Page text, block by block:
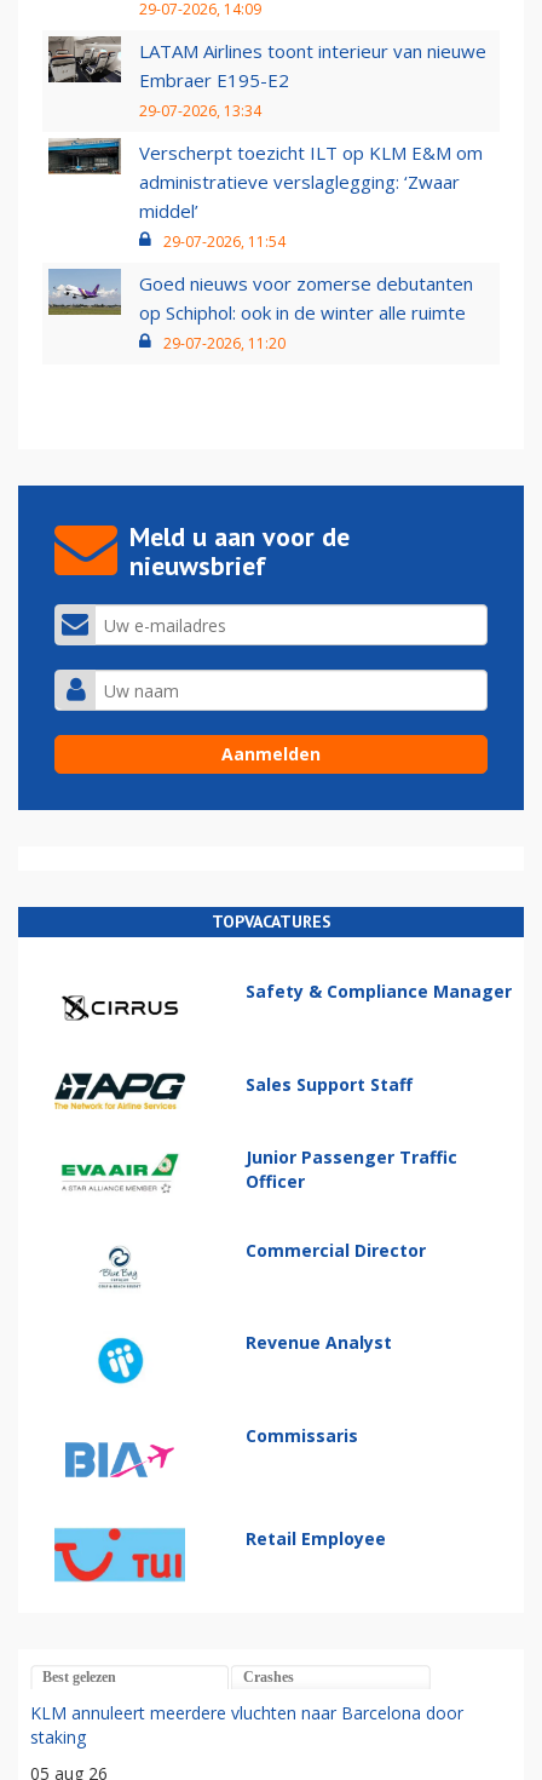
29-07-2026, 14:09
LATAM Airlines toont interieur van nieuwe
Embraer E195-E2
29-07-2026, 13:34
Verscherpt toezicht ILT op KLM E&M om
administratieve verslaglegging: ‘Zwaar
middel’
29-07-2026, 11:54
Goed nieuws voor zomerse debutanten
op Schiphol: ook in de winter alle ruimte
29-07-2026, 11:20
Meld u aan voor de
nieuwsbrief
TOPVACATURES
Safety & Compliance Manager
Sales Support Staff
Junior Passenger Traffic
Officer
Commercial Director
Revenue Analyst
Commissaris
Retail Employee
Best gelezen Crashes
KLM annuleert meerdere vluchten naar Barcelona door
staking
05 aug 26